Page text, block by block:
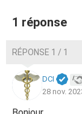
1 réponse
RÉPONSE 1 / 1
DCI
28 nov.